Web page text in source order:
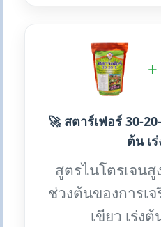
+
🚀 สตาร์เฟอร์ 30-
ต้น เ
สูตรไนโตรเจนสู
ช่วงต้นของการเจ
เขียว เร่ง